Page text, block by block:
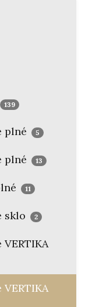
139
plné 5
plné 13
11
sklo 2